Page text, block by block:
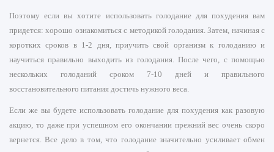
Поэтому если вы хотите использовать голодание для похудения вам
придется: хорошо ознакомиться с методикой голодания. Затем, начиная с
коротких сроков в 1-2 дня, приучить свой организм к голоданию и
научиться правильно выходить из голодания. После чего, с помощью
нескольких голоданий сроком 7-10 дней и правильного
восстановительного питания достичь нужного веса.
Если же вы будете использовать голодание для похудения как разовую
акцию, то даже при успешном его окончании прежний вес очень скоро
вернется. Все дело в том, что голодание значительно усиливает обмен